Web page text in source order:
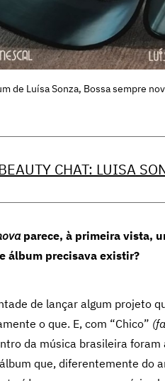
de Luísa Sonza, Bossa sempre
CHAT: LUISA
parece, à primeira vista,
álbum precisava existir?
de lançar algum projeto
o que. E, com “Chico”
da música brasileira
que, diferentemente do